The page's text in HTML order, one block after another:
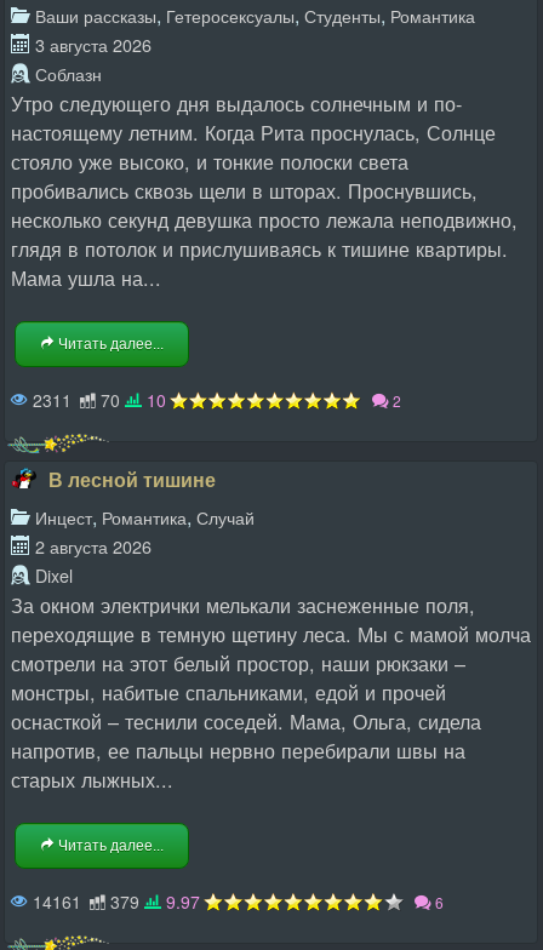
Ваши рассказы, Гетеросексуалы, Студенты, Романтика
3 августа 2026
Соблазн
Утро следующего дня выдалось солнечным и по-
настоящему летним. Когда Рита проснулась, Солнце
стояло уже высоко, и тонкие полоски света
пробивались сквозь щели в шторах. Проснувшись,
несколько секунд девушка просто лежала неподвижно,
глядя в потолок и прислушиваясь к тишине квартиры.
Мама ушла на...
Читать далее...
2311 70 10 2
В лесной тишине
Инцест, Романтика, Случай
2 августа 2026
Dixel
За окном электрички мелькали заснеженные поля,
переходящие в темную щетину леса. Мы с мамой молча
смотрели на этот белый простор, наши рюкзаки –
монстры, набитые спальниками, едой и прочей
оснасткой – теснили соседей. Мама, Ольга, сидела
напротив, ее пальцы нервно перебирали швы на
старых лыжных...
Читать далее...
14161 379 9.97 6